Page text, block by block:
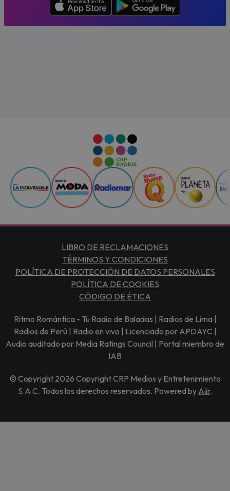
LIBRO DE RECLAMACIONES
TÉRMINOS Y CONDICIONES
POLÍTICA DE PROTECCIÓN DE DATOS PERSONALES
POLÍTICA DE COOKIES
CÓDIGO DE ÉTICA
Ritmo Romántica - Tu Radio de Baladas | Radios de Lima |
Radios de Perú | Radio en vivo | Licenciado por APDAYC |
Audio auditado por Media Ratings Council | Portal miembro de
IAB
© Copyright 2026 Copyright CRP Medios y Entretenimiento
S.A.C. Todos los derechos reservados. Powered by Aiir.